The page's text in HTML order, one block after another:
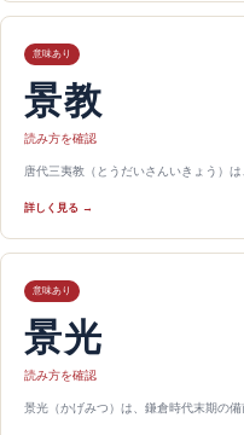
意味あり
景教
読み方を確認
唐代三夷教（とうだいさんいきょう）
詳しく見る →
意味あり
景光
読み方を確認
景光（かげみつ）は、鎌倉時代末期の